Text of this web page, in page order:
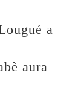
a
aura